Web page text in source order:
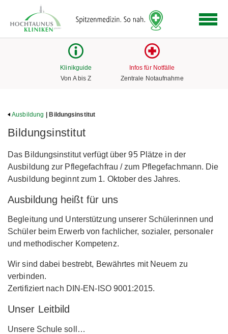
Link
zur
Klinikguide
Von A bis Z
Infos für Notfälle
Zentrale Notaufnahme
Ausbildung | Bildungsinstitut
Bildungsinstitut
Das Bildungsinstitut verfügt über 95 Plätze in der
Ausbildung zur Pflegefachfrau / zum Pflegefachmann. Die
Ausbildung beginnt zum 1. Oktober des Jahres.
Ausbildung heißt für uns
Begleitung und Unterstützung unserer Schülerinnen und
Schüler beim Erwerb von fachlicher, sozialer, personaler
und methodischer Kompetenz.
Wir sind dabei bestrebt, Bewährtes mit Neuem zu
verbinden.
Zertifiziert nach DIN-EN-ISO 9001:2015.
Unser Leitbild
Unsere Schule soll…